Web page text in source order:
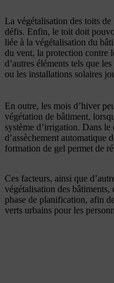
La végétalisation des toits de
défis. Enfin, le toit doit
liée à la végétalisation du
du vent, la protection contre
d’autres éléments tels que
ou les installations solaires
En outre, les mois d’hiver
végétation de bâtiment,
système d’irrigation. Dans
d’assèchement automatique
formation de gel permet de
Ces facteurs, ainsi que
végétalisation des
phase de planification, afin
verts urbains pour les